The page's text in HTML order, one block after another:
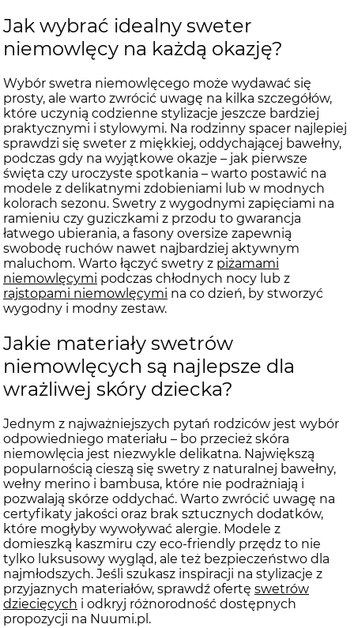
Jak wybrać idealny sweter
niemowlęcy na każdą okazję?
Wybór swetra niemowlęcego może wydawać się
prosty, ale warto zwrócić uwagę na kilka szczegółów,
które uczynią codzienne stylizacje jeszcze bardziej
praktycznymi i stylowymi. Na rodzinny spacer najlepiej
sprawdzi się sweter z miękkiej, oddychającej bawełny,
podczas gdy na wyjątkowe okazje – jak pierwsze
święta czy uroczyste spotkania – warto postawić na
modele z delikatnymi zdobieniami lub w modnych
kolorach sezonu. Swetry z wygodnymi zapięciami na
ramieniu czy guziczkami z przodu to gwarancja
łatwego ubierania, a fasony oversize zapewnią
swobodę ruchów nawet najbardziej aktywnym
maluchom. Warto łączyć swetry z piżamami
niemowlęcymi podczas chłodnych nocy lub z
rajstopami niemowlęcymi na co dzień, by stworzyć
wygodny i modny zestaw.
Jakie materiały swetrów
niemowlęcych są najlepsze dla
wrażliwej skóry dziecka?
Jednym z najważniejszych pytań rodziców jest wybór
odpowiedniego materiału – bo przecież skóra
niemowlęcia jest niezwykle delikatna. Największą
popularnością cieszą się swetry z naturalnej bawełny,
wełny merino i bambusa, które nie podrażniają i
pozwalają skórze oddychać. Warto zwrócić uwagę na
certyfikaty jakości oraz brak sztucznych dodatków,
które mogłyby wywoływać alergie. Modele z
domieszką kaszmiru czy eco-friendly przędz to nie
tylko luksusowy wygląd, ale też bezpieczeństwo dla
najmłodszych. Jeśli szukasz inspiracji na stylizacje z
przyjaznych materiałów, sprawdź ofertę swetrów
dziecięcych i odkryj różnorodność dostępnych
propozycji na Nuumi.pl.